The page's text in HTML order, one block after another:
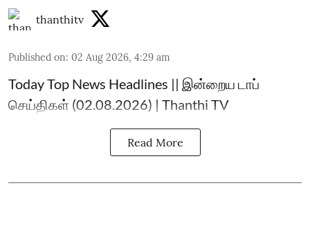
thanthitv
Published on: 02 Aug 2026, 4:29 am
Today Top News Headlines || இன்றைய டாப்
செய்திகள் (02.08.2026) | Thanthi TV
Read More